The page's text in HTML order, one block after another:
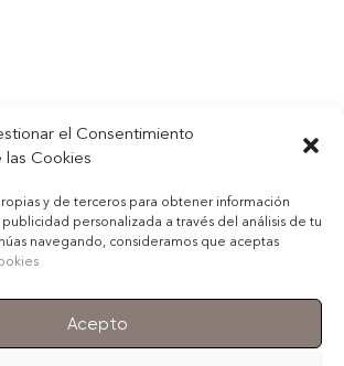
el Consentimiento
las Cookies
y de terceros para obtener información
publicidad personalizada a través del análisis de tu
navegando, consideramos que aceptas
Acepto
de Privacidad